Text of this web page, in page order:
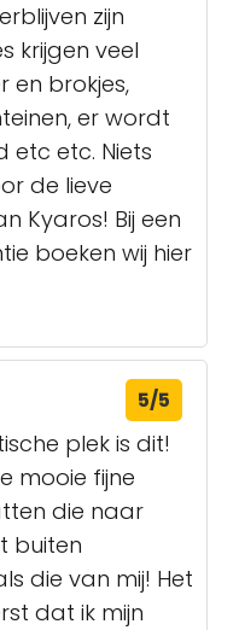
zijn
krijgen veel
en brokjes,
er wordt
etc etc. Niets
de lieve
Kyaros! Bij een
boeken wij hier
5/5
plek is dit!
mooie fijne
die naar
buiten
die van mij! Het
dat ik mijn